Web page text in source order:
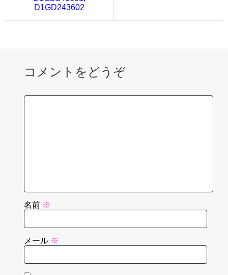
D1GD243602
コメントをどうぞ
名前 ※
メール ※